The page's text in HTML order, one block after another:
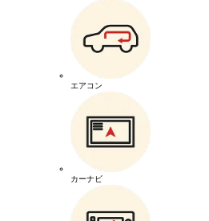
エアコン
カーナビ